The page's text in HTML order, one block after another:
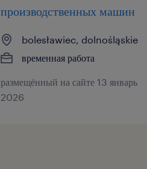
производственных машин
bolesławiec, dolnośląskie
временная работа
размещённый на сайте 13 январь
2026